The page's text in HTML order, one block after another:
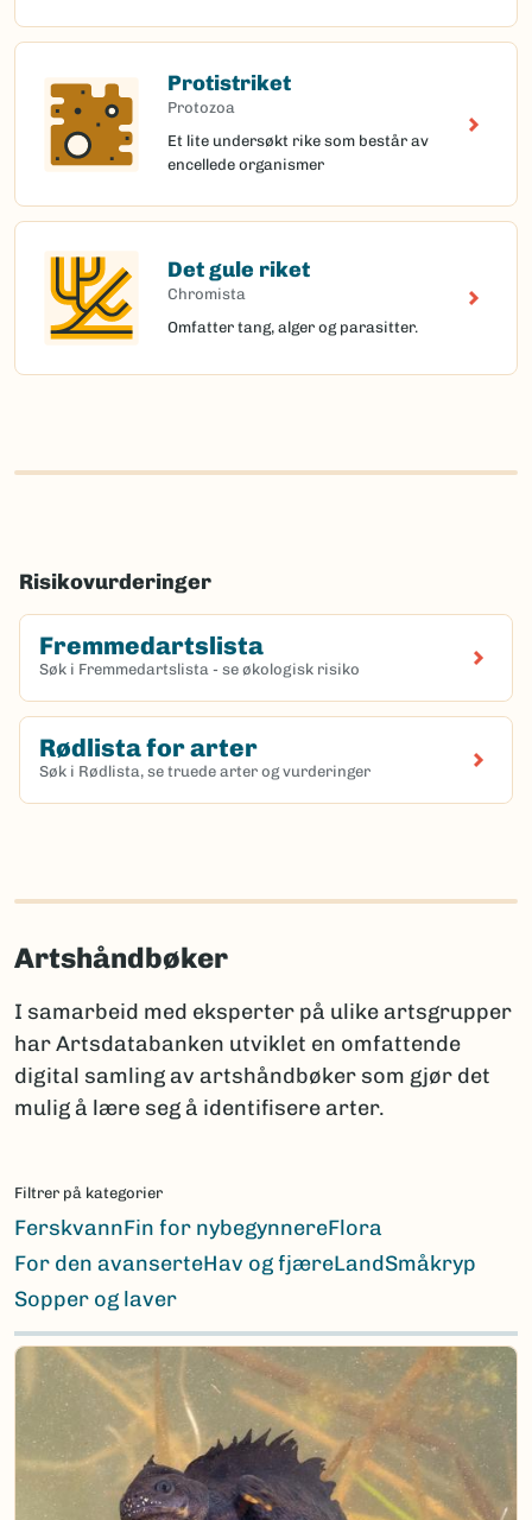
Protistriket
Protozoa
Et lite undersøkt rike som består av
encellede organismer
Det gule riket
Chromista
Omfatter tang, alger og parasitter.
Risikovurderinger
Fremmedartslista
Søk i Fremmedartslista - se økologisk risiko
Rødlista for arter
Søk i Rødlista, se truede arter og vurderinger
Artshåndbøker
I samarbeid med eksperter på ulike artsgrupper
har Artsdatabanken utviklet en omfattende
digital samling av artshåndbøker som gjør det
mulig å lære seg å identifisere arter.
Filtrer på kategorier
FerskvannFin for nybegynnereFlora
For den avanserteHav og fjæreLandSmåkryp
Sopper og laver